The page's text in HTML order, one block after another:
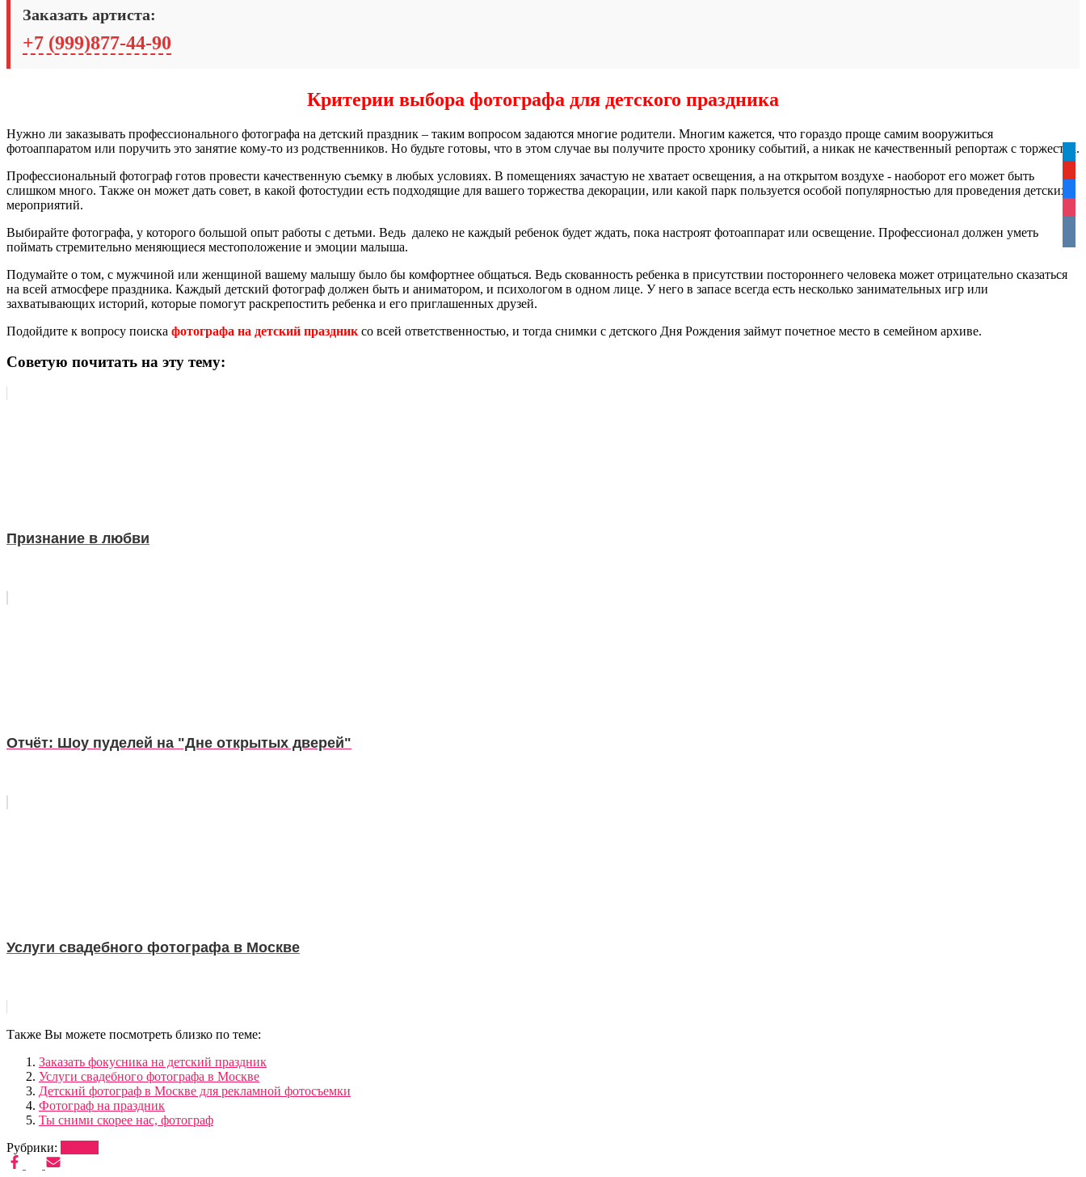
Заказать артиста:
+7 (999)877-44-90
Критерии выбора фотографа для детского праздника
Нужно ли заказывать профессионального фотографа на детский праздник – таким вопросом задаются многие родители. Многим кажется, что гораздо проще самим вооружиться
фотоаппаратом или поручить это занятие кому-то из родственников. Но будьте готовы, что в этом случае вы получите просто хронику событий, а никак не качественный репортаж с торжества.
Профессиональный фотограф готов провести качественную съемку в любых условиях. В помещениях зачастую не хватает освещения, а на открытом воздухе - наоборот его может быть
слишком много. Также он может дать совет, в какой фотостудии есть подходящие для вашего торжества декорации, или какой парк пользуется особой популярностью для проведения детских
мероприятий.
Выбирайте фотографа, у которого большой опыт работы с детьми. Ведь далеко не каждый ребенок будет ждать, пока настроят фотоаппарат или освещение. Профессионал должен уметь
поймать стремительно меняющиеся местоположение и эмоции малыша.
Подумайте о том, с мужчиной или женщиной вашему малышу было бы комфортнее общаться. Ведь скованность ребенка в присутствии постороннего человека может отрицательно сказаться
на всей атмосфере праздника. Каждый детский фотограф должен быть и аниматором, и психологом в одном лице. У него в запасе всегда есть несколько занимательных игр или
захватывающих историй, которые помогут раскрепостить ребенка и его приглашенных друзей.
Подойдите к вопросу поиска фотографа на детский праздник со всей ответственностью, и тогда снимки с детского Дня Рождения займут почетное место в семейном архиве.
Советую почитать на эту тему:
Признание в любви
Отчёт: Шоу пуделей на "Дне открытых дверей"
Услуги свадебного фотографа в Москве
Также Вы можете посмотреть близко по теме:
Заказать фокусника на детский праздник
Услуги свадебного фотографа в Москве
Детский фотограф в Москве для рекламной фотосъемки
Фотограф на праздник
Ты сними скорее нас, фотограф
Рубрики: